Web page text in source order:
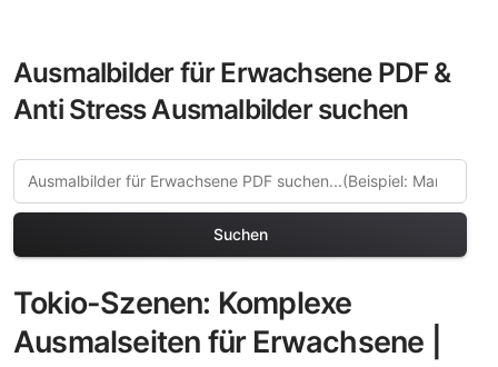
Ausmalbilder für Erwachsene PDF &
Anti Stress Ausmalbilder suchen
Suchen
Tokio-Szenen: Komplexe
Ausmalseiten für Erwachsene |